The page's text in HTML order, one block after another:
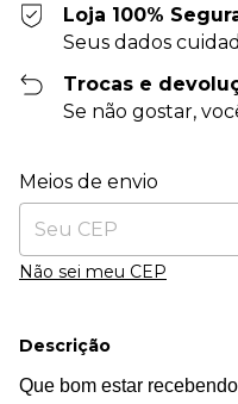
Loja 100%
Seus dados
Trocas e
Se não gostar,
Entregas para o CEP:
Meios de envio
Não sei meu CEP
Descrição
Que bom estar